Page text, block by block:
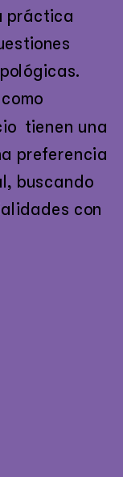
práctica
tienen una
preferencia
buscando
con